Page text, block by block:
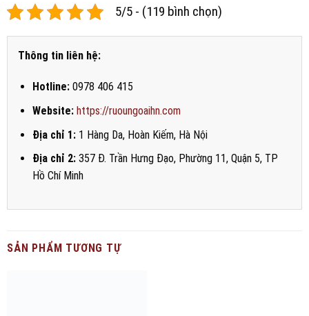
5/5 - (119 bình chọn)
Thông tin liên hệ:
Hotline:0978 406 415
Website: https://ruoungoaihn.com
Địa chỉ 1:1 Hàng Da, Hoàn Kiếm, Hà Nội
Địa chỉ 2:357 Đ. Trần Hưng Đạo, Phường 11, Quận 5, TP
Hồ Chí Minh
SẢN PHẨM TƯƠNG TỰ